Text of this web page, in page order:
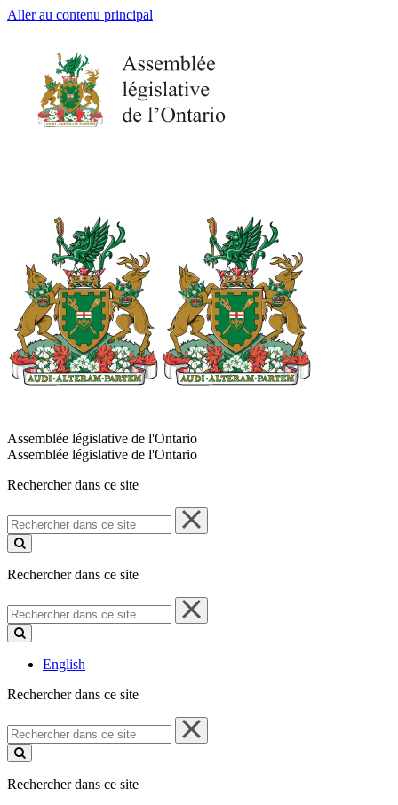
Aller au contenu principal
Assemblée législative de l'Ontario
Assemblée législative de l'Ontario
Rechercher dans ce site
Rechercher
dans
ce
Rechercher dans ce site
Rechercher
dans
ce
English
Rechercher dans ce site
Rechercher
dans
ce
Rechercher dans ce site